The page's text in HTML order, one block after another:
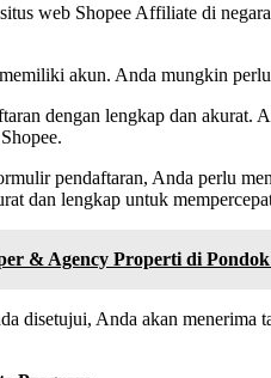
web Shopee Affiliate di
akun. Anda mungkin
dengan lengkap dan akurat.
pendaftaran, Anda perlu
dan lengkap untuk
& Agency Properti di
disetujui, Anda akan menerima